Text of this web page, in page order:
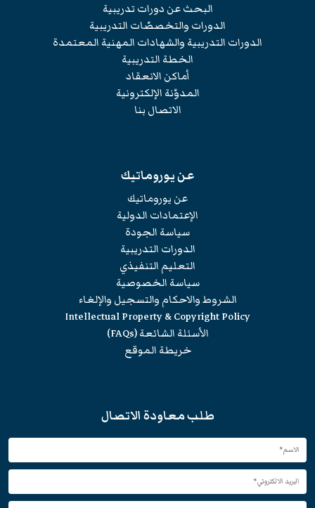
البحث عن دورات تدريبية
الدورات والتخصصّات التدريبية
الدورات التدريبية والشهادات المهنية المعتمدة
الخطة التدريبية
أماكن الانعقاد
المدوّنة الإلكترونية
الاتصال بنا
عن يوروماتيك
عن يوروماتيك
الإعتمادات الدولية
سياسة الجودة
الدورات التدريبية
التعليم التنفيذي
سياسة الخصوصية
الشروط والاحكام والتسجيل والإلغاء
Intellectual Property & Copyright Policy
الأسئلة الشائعة (FAQs)
خريطة الموقع
طلب معاودة الاتصال